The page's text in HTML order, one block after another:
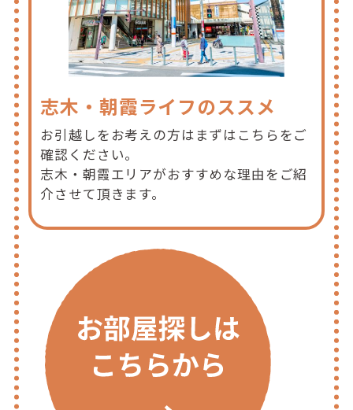
志木・朝霞ライフのススメ
お引越しをお考えの方はまずはこちらをご
確認ください。
志木・朝霞エリアがおすすめな理由をご紹
介させて頂きます。